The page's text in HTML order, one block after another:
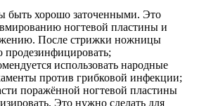
хорошо заточенными. Это
ногтевой пластины и
После стрижки ножницы
продезинфицировать;
использовать народные
против грибковой инфекции;
поражённой ногтевой пластины
Это нужно сделать для